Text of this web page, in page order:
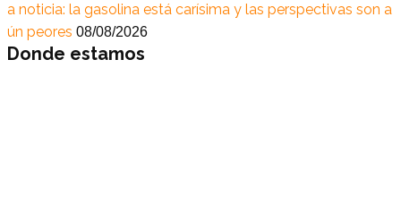
a noticia: la gasolina está carísima y las perspectivas son a
ún peores 08/08/2026
Donde estamos